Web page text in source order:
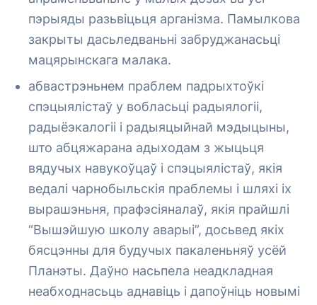
пэрыяды разьвіцьця арганізма. Памылкова
закрыты дасьледваньні забруджанасьці
мацярынскага малака.
абвастрэньнем праблем падрыхтоўкі
спэцыялістаў у вобласьці радыялогіі,
радыёэкалогіі і радыяцыйнай мэдыцыны,
што абцяжарана адыходам з жыцьця
вядучых навукоўцаў і спэцыялістаў, якія
ведалі чарнобыльскія праблемы і шляхі іх
вырашэньня, прафэсіяналаў, якія прайшлі
“Вышэйшую школу аварыі”, досьвед якіх
бясцэнны для будучых пакаленьняў усёй
Планэты. Даўно насьпела неадкладная
неабходнасьць аднавіць і дапоўніць новымі